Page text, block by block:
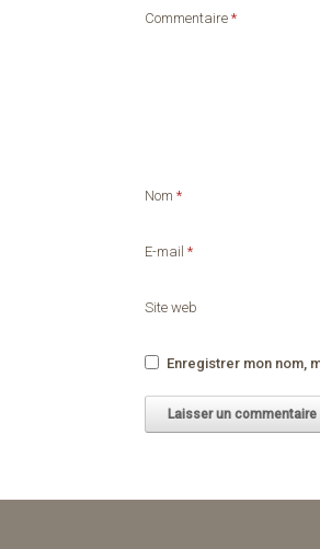
Commentaire *
Nom *
E-mail *
Site web
Enregistrer mon nom,